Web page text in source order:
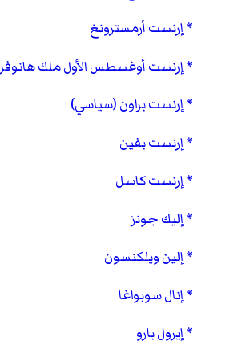
إرنست أرمسترونغ
إرنست أوغسطس الأول ملك هانوفر
إرنست براون (سياسي)
إرنست بفين
إرنست كاسل
إليك جونز
إلين ويلكنسون
إنال سوبواغا
إيرول بارو